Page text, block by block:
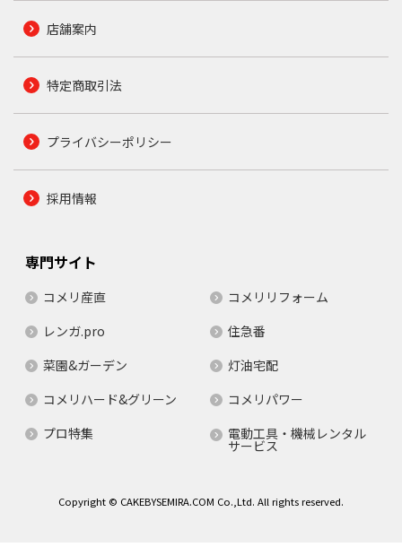
店舗案内
特定商取引法
プライバシーポリシー
採用情報
専門サイト
コメリ産直
コメリリフォーム
レンガ.pro
住急番
菜園&ガーデン
灯油宅配
コメリハード&グリーン
コメリパワー
プロ特集
電動工具・機械レンタル
サービス
Copyright © CAKEBYSEMIRA.COM Co.,Ltd. All rights reserved.